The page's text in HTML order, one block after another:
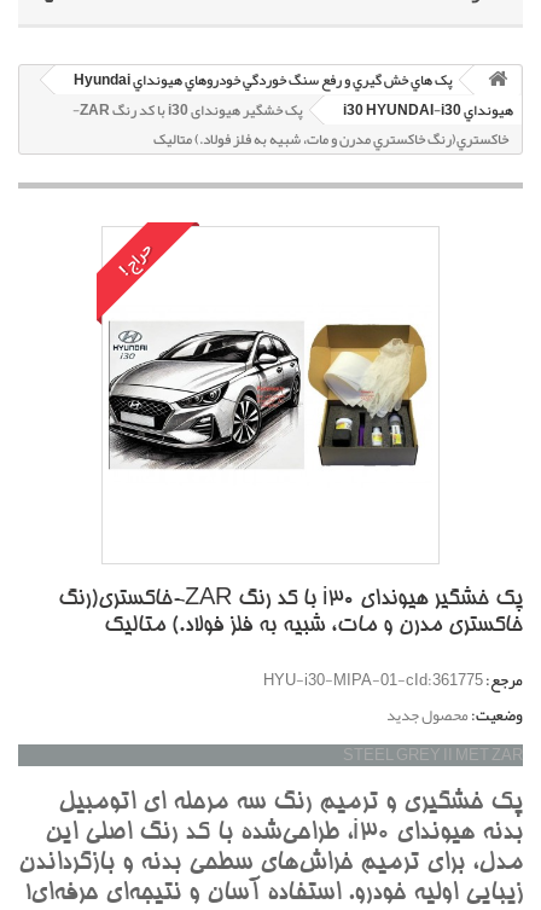
پک هاي خش گيري و رفع سنگ خوردگي خودروهاي هيونداي Hyundai
هيونداي i30 HYUNDAI-i30
پک خشگير هیوندای i30 با کد رنگ ZAR-
خاکستري(رنگ خاکستري مدرن و مات، شبيه به فلز فولاد.) متاليک
حراج!
پک خشگير هیوندای i30 با کد رنگ ZAR-خاکستري(رنگ
خاکستري مدرن و مات، شبيه به فلز فولاد.) متاليک
مرجع:HYU-i30-MIPA-01-cId:361775
وضعیت:محصول جدید
STEEL GREY II MET ZAR
پک خشگيري و ترميم رنگ سه مرحله اي اتومبيل
بدنه هيونداي i30، طراحي‌شده با کد رنگ اصلي اين
مدل، براي ترميم خراش‌هاي سطحي بدنه و بازگرداندن
زيبايي اوليه خودرو. استفاده آسان و نتيجه‌اي حرفه‌اي!